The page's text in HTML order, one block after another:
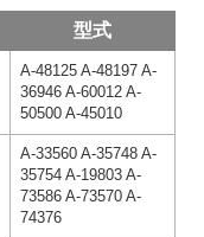
型式
A-48125 A-48197 A-
36946 A-60012 A-
50500 A-45010
A-33560 A-35748 A-
35754 A-19803 A-
73586 A-73570 A-
74376